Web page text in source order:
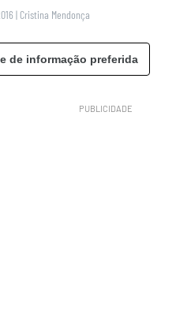
| Cristina Mendonça
de informação preferida